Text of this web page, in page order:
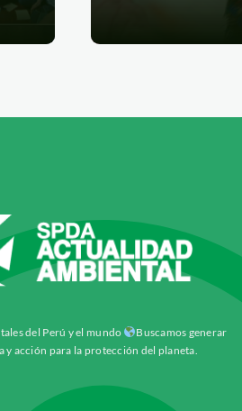
del Perú y el mundo
Buscamos generar
y acción para la protección del planeta.